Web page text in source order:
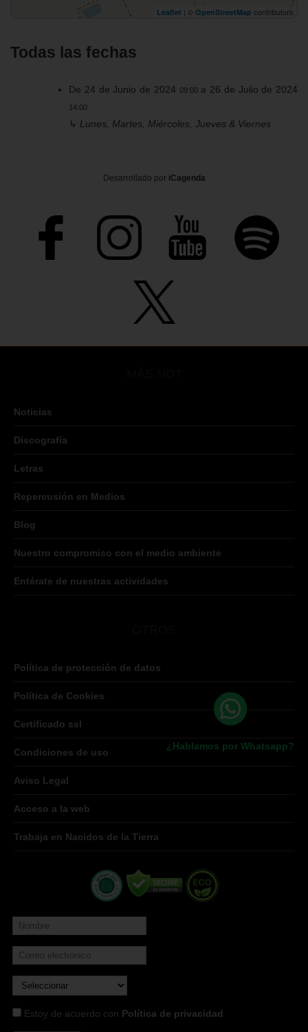
¿Hablamos por Whatsapp?
Leaflet | © OpenStreetMap contributors
Todas las fechas
De 24 de Junio de 2024 09:00 a 26 de Julio de 2024
14:00
↳ Lunes, Martes, Miércoles, Jueves & Viernes
Desarrollado por iCagenda
Noticias
Discografía
Letras
Repercusión en Medios
Blog
Nuestro compromiso con el medio ambiente
Entérate de nuestras actividades
Política de protección de datos
Política de Cookies
Certificado ssl
Condiciones de uso
Aviso Legal
Acceso a la web
Trabaja en Nacidos de la Tierra
Estoy de acuerdo con Política de privacidad